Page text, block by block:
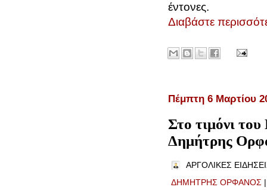
έντονες.
Διαβάστε
Πέμπτη 6 Μαρτίου
Στο τιμόνι
Δημήτρης
ΑΡΓΟΛΙΚΕΣ
ΔΗΜΗΤΡΗΣ ΟΡΦΑΝΟΣ